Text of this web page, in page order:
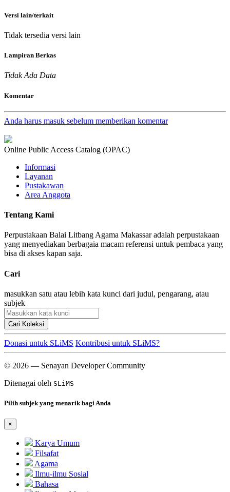
Versi lain/terkait
Tidak tersedia versi lain
Lampiran Berkas
Tidak Ada Data
Komentar
Anda harus masuk sebelum memberikan komentar
Online Public Access Catalog (OPAC)
Informasi
Layanan
Pustakawan
Area Anggota
Tentang Kami
Perpustakaan Balai Litbang Agama Makassar adalah perpustakaan
yang menyediakan berbagaia macam referensi untuk pembaca yang
bisa di akses kapan saja.
Cari
masukkan satu atau lebih kata kunci dari judul, pengarang, atau
subjek
Cari Koleksi
Donasi untuk SLiMS Kontribusi untuk SLiMS?
© 2026 — Senayan Developer Community
Ditenagai oleh SLiMS
Pilih subjek yang menarik bagi Anda
×
Karya Umum
Filsafat
Agama
Ilmu-ilmu Sosial
Bahasa